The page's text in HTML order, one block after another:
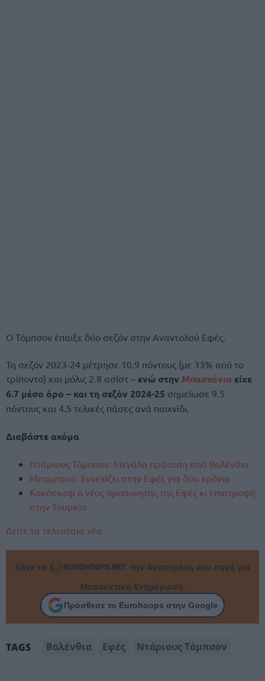
Ο Τόμπσον έπαιξε δύο σεζόν στην Αναντολού Εφές.
Τη σεζόν 2023-24 μέτρησε 10.9 πόντους (με 33% από το
τρίποντο) και μόλις 2.8 ασίστ – ενώ στην Μπασκόνια είχε
6.7 μέσο όρο – και τη σεζόν 2024-25 σημείωσε 9.5
πόντους και 4.5 τελικές πάσες ανά παιχνίδι.
Διαβάστε ακόμα
Ντάριους Τόμπσον: Μεγάλη πρόταση από Βαλένθια
Μπομπουά: Συνεχίζει στην Εφές για δύο χρόνια
Κοκόσκοφ ο νέος προπονητής της Εφές κι επιστροφή
στην Τουρκία
Δείτε τα τελευταία νέα
Κάνε το
την Αγαπημένη σου πηγή για
Μπασκετική Ενημέρωση.
Πρόσθεσε το Eurohoops στην Google
TAGS Βαλένθια Εφές Ντάριους Τόμπσον